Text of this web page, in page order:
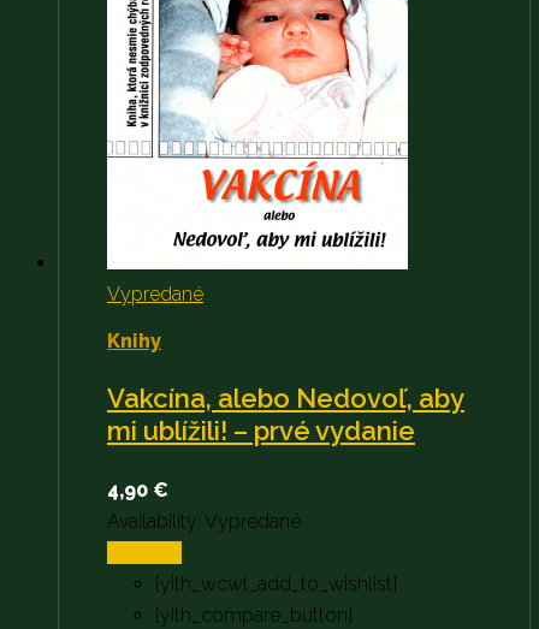
Vypredané
Knihy
Vakcína, alebo Nedovoľ, aby
mi ublížili! – prvé vydanie
4,90 €
Availability: Vypredané
[yith_wcwl_add_to_wishlist]
[yith_compare_button]